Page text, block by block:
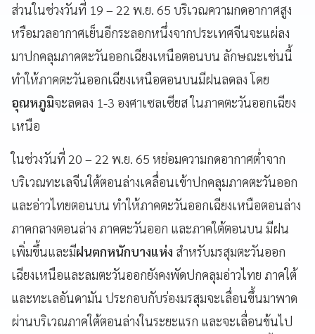
ส่วนในช่วงวันที่ 19 – 22 พ.ย. 65 บริเวณความกดอากาศสูง
หรือมวลอากาศเย็นอีกระลอกหนึ่งจากประเทศจีนจะแผ่ลง
มาปกคลุมภาคตะวันออกเฉียงเหนือตอนบน ลักษณะเช่นนี้
ทำให้ภาคตะวันออกเฉียงเหนือตอนบนมีฝนลดลง โดย
อุณหภูมิจะลดลง 1-3 องศาเซลเซียส ในภาคตะวันออกเฉียง
เหนือ
ในช่วงวันที่ 20 – 22 พ.ย. 65 หย่อมความกดอากาศต่ำจาก
บริเวณทะเลจีนใต้ตอนล่างเคลื่อนเข้าปกคลุมภาคตะวันออก
และอ่าวไทยตอนบน ทำให้ภาคตะวันออกเฉียงเหนือตอนล่าง
ภาคกลางตอนล่าง ภาคตะวันออก และภาคใต้ตอนบน มีฝน
เพิ่มขึ้นและมีฝนตกหนักบางแห่ง สำหรับมรสุมตะวันออก
เฉียงเหนือและลมตะวันออกยังคงพัดปกคลุมอ่าวไทย ภาคใต้
และทะเลอันดามัน ประกอบกับร่องมรสุมจะเลื่อนขึ้นมาพาด
ผ่านบริเวณภาคใต้ตอนล่างในระยะแรก และจะเลื่อนข้นไป